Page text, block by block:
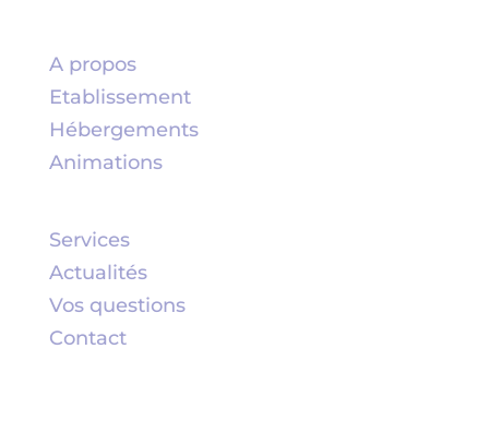
A propos
Etablissement
Hébergements
Animations
Services
Actualités
Vos questions
Contact